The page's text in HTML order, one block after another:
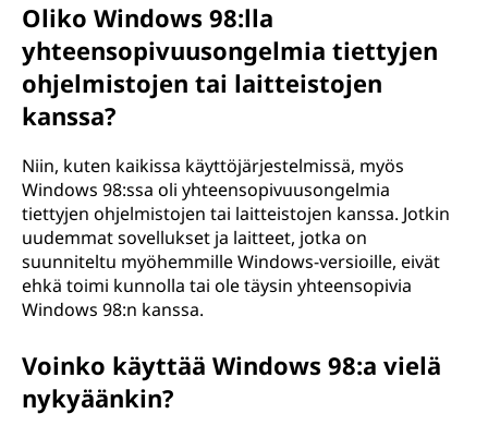
Oliko Windows 98:lla
yhteensopivuusongelmia tiettyjen
ohjelmistojen tai laitteistojen
kanssa?
Niin, kuten kaikissa käyttöjärjestelmissä, myös
Windows 98:ssa oli yhteensopivuusongelmia
tiettyjen ohjelmistojen tai laitteistojen kanssa. Jotkin
uudemmat sovellukset ja laitteet, jotka on
suunniteltu myöhemmille Windows-versioille, eivät
ehkä toimi kunnolla tai ole täysin yhteensopivia
Windows 98:n kanssa.
Voinko käyttää Windows 98:a vielä
nykyäänkin?